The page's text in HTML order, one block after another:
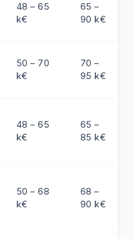
48 – 65
k€
65 –
90 k€
50 – 70
k€
70 –
95 k€
48 – 65
k€
65 –
85 k€
50 – 68
k€
68 –
90 k€